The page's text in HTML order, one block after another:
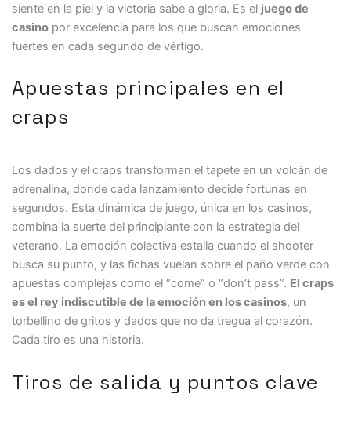
siente en la piel y la victoria sabe a gloria. Es el juego de
casinopor excelencia para los que buscan emociones
fuertes en cada segundo de vértigo.
Apuestas principales en el
craps
Los dados y el craps transforman el tapete en un volcán de
adrenalina, donde cada lanzamiento decide fortunas en
segundos. Esta dinámica de juego, única en los casinos,
combina la suerte del principiante con la estrategia del
veterano. La emoción colectiva estalla cuando el shooter
busca su punto, y las fichas vuelan sobre el paño verde con
apuestas complejas como el “come” o “don’t pass”. El craps
es el rey indiscutible de la emoción en los casinos, un
torbellino de gritos y dados que no da tregua al corazón.
Cada tiro es una historia.
Tiros de salida y puntos clave